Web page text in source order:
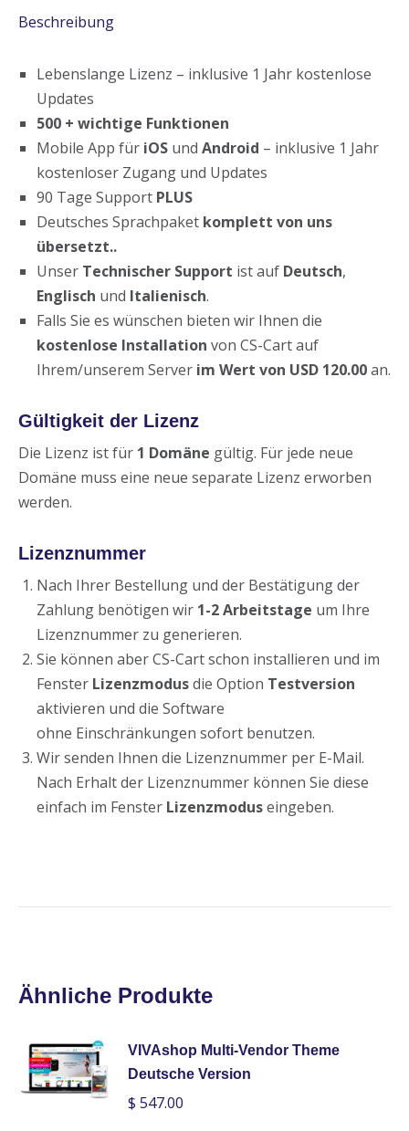
Beschreibung
Lebenslange Lizenz – inklusive 1 Jahr kostenlose
Updates
500 + wichtige Funktionen
Mobile App für iOS und Android – inklusive 1 Jahr
kostenloser Zugang und Updates
90 Tage Support PLUS
Deutsches Sprachpaket komplett von uns
übersetzt..
Unser Technischer Support ist auf Deutsch,
Englisch und Italienisch.
Falls Sie es wünschen bieten wir Ihnen die
kostenlose Installation von CS-Cart auf
Ihrem/unserem Server im Wert von USD 120.00an.
Gültigkeit der Lizenz
Die Lizenz ist für 1 Domäne gültig. Für jede neue
Domäne muss eine neue separate Lizenz erworben
werden.
Lizenznummer
Nach Ihrer Bestellung und der Bestätigung der
Zahlung benötigen wir 1-2 Arbeitstage um Ihre
Lizenznummer zu generieren.
Sie können aber CS-Cart schon installieren und im
Fenster Lizenzmodusdie Option Testversion
aktivieren und die Software
ohne Einschränkungen sofort benutzen.
Wir senden Ihnen die Lizenznummer per E-Mail.
Nach Erhalt der Lizenznummer können Sie diese
einfach im Fenster Lizenzmoduseingeben.
Ähnliche Produkte
VIVAshop Multi-Vendor Theme
Deutsche Version
$ 547.00